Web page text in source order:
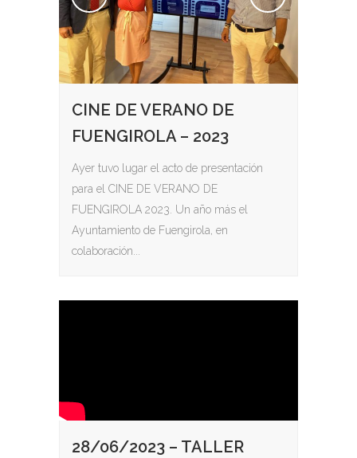
CINE DE VERANO DE
FUENGIROLA – 2023
Ayer tuvo lugar el acto de presentación
para el CINE DE VERANO DE
FUENGIROLA 2023. Un año más el
Ayuntamiento de Fuengirola, en
colaboración...
28/06/2023 – TALLER